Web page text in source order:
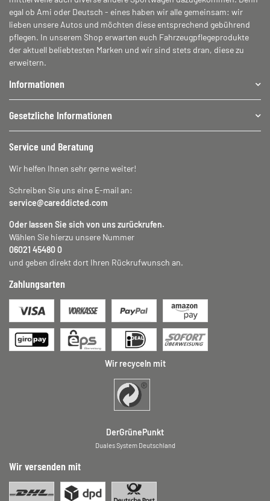
egal ob Ami oder Deutsch - eines haben wir alle gemeinsam: wir
lieben unsere Autos und möchten diese entsprechend gebührend
pflegen. In unserem Shop erwarten euch Fahrzeugpflegeprodukte
der aktuell beliebtesten Marken und wir sind stets dran, diese zu
erweitern.
Informationen
Gesetzliche Informationen
Service und Beratung
Wir helfen Ihnen sehr gerne weiter!
Schreiben Sie uns eine E-mail an:
service@careddicted.com
Oder lassen Sie sich von uns zurückrufen.
Wählen Sie hierzu unsere Nummer
06021 45480 0
und geben direkt dort Ihren Rückrufwunsch an.
Zahlungsarten
Wir recyceln mit
DerGrünePunkt
Duales System Deutschland
Wir versenden mit